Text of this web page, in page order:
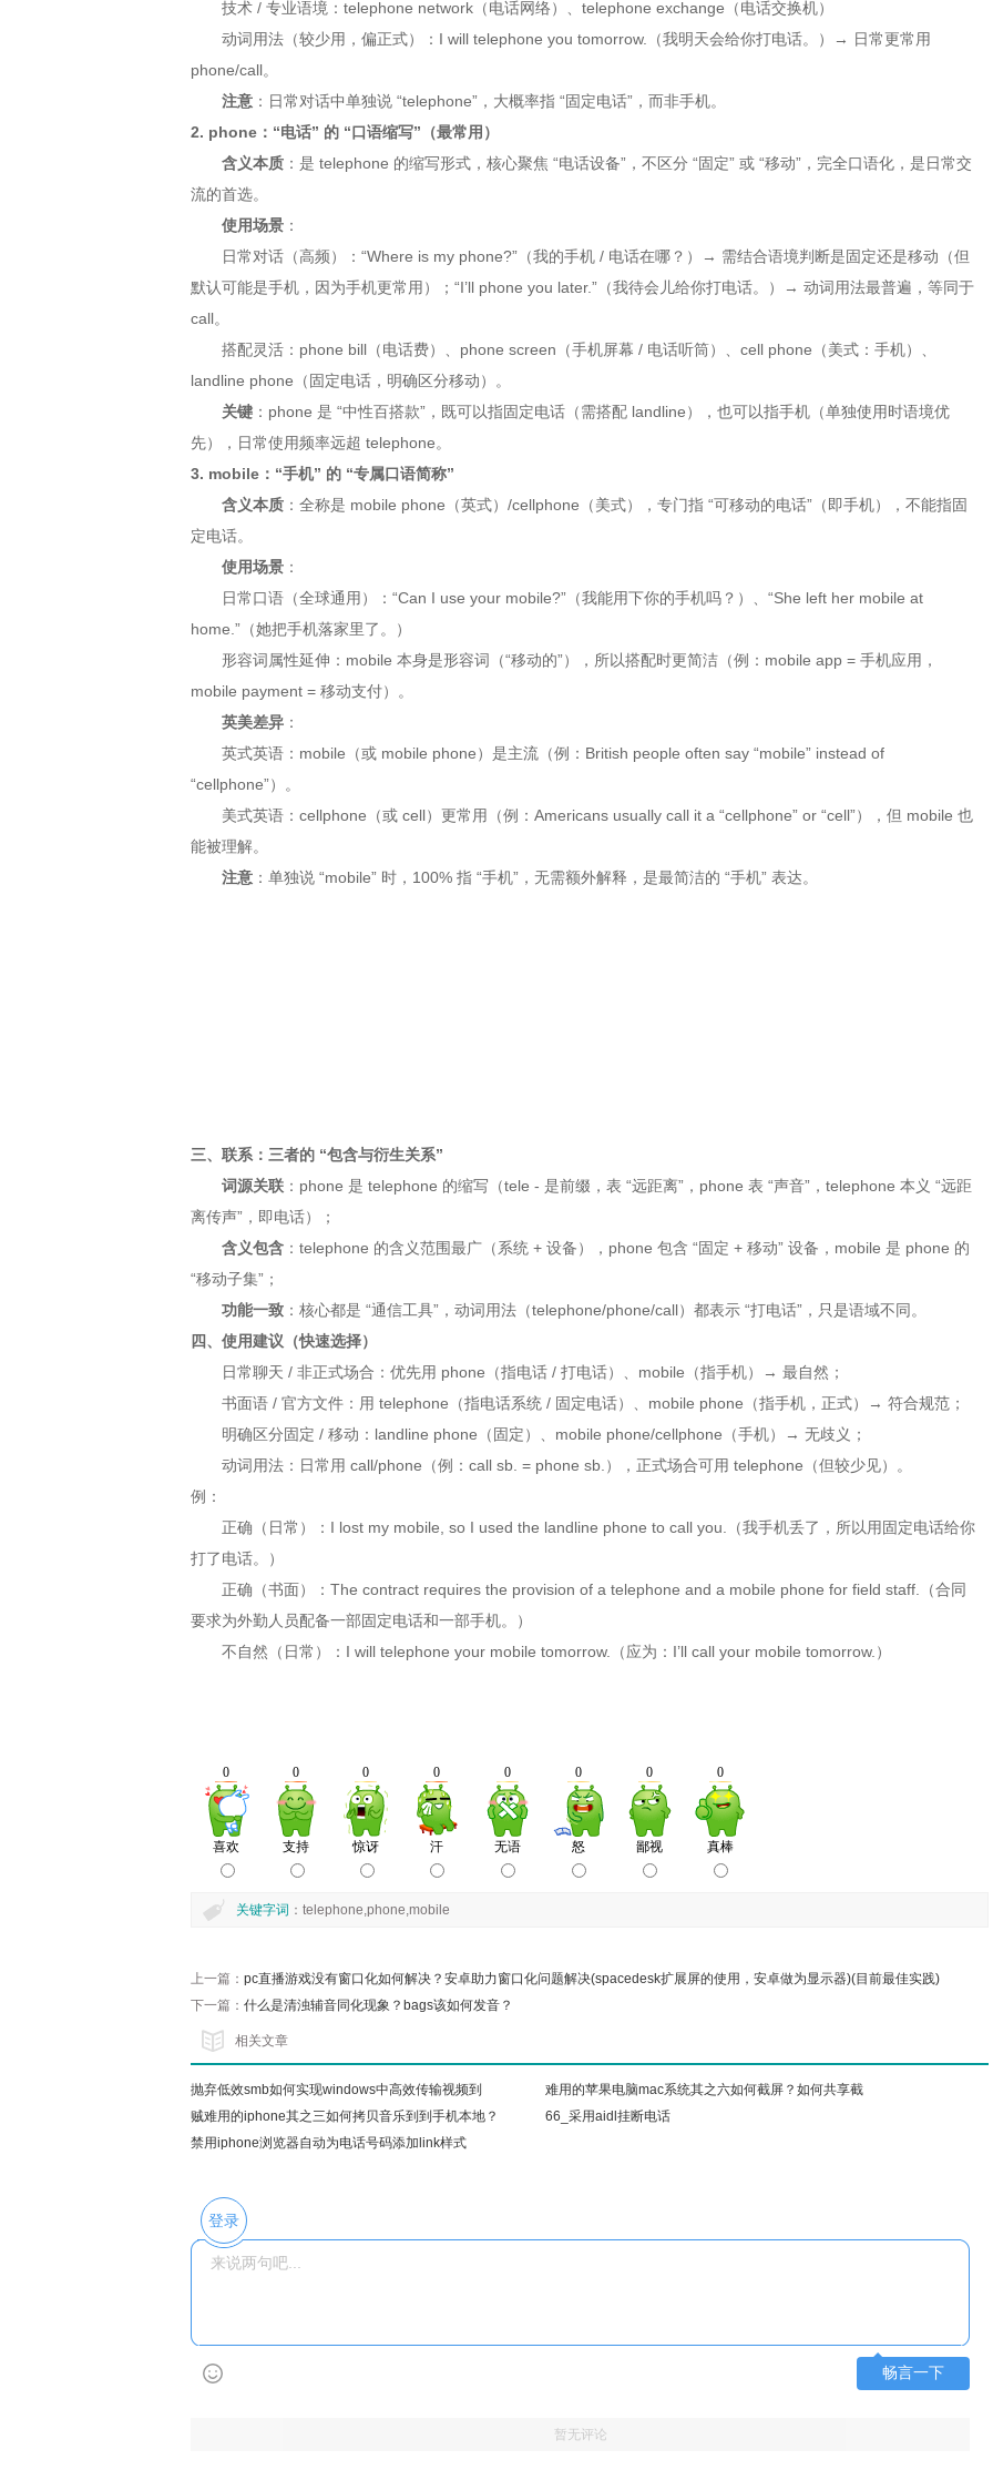
技术 / 专业语境：telephone network（电话网络）、telephone exchange（电话交换机）
动词用法（较少用，偏正式）：I will telephone you tomorrow.（我明天会给你打电话。）→ 日常更常用
phone/call。
注意 ：日常对话中单独说 “telephone”，大概率指 “固定电话”，而非手机。
2. phone：“电话” 的 “口语缩写”（最常用）
含义本质 ：是 telephone 的缩写形式，核心聚焦 “电话设备”，不区分 “固定” 或 “移动”，完全口语化，是日常交
流的首选。
使用场景 ：
日常对话（高频）：“Where is my phone?”（我的手机 / 电话在哪？）→ 需结合语境判断是固定还是移动（但
默认可能是手机，因为手机更常用）；“I’ll phone you later.”（我待会儿给你打电话。）→ 动词用法最普遍，等同于
call。
搭配灵活：phone bill（电话费）、phone screen（手机屏幕 / 电话听筒）、cell phone（美式：手机）、
landline phone（固定电话，明确区分移动）。
关键 ：phone 是 “中性百搭款”，既可以指固定电话（需搭配 landline），也可以指手机（单独使用时语境优
先），日常使用频率远超 telephone。
3. mobile：“手机” 的 “专属口语简称”
含义本质 ：全称是 mobile phone（英式）/cellphone（美式），专门指 “可移动的电话”（即手机），不能指固
定电话。
使用场景 ：
日常口语（全球通用）：“Can I use your mobile?”（我能用下你的手机吗？）、“She left her mobile at
home.”（她把手机落家里了。）
形容词属性延伸：mobile 本身是形容词（“移动的”），所以搭配时更简洁（例：mobile app = 手机应用，
mobile payment = 移动支付）。
英美差异 ：
英式英语：mobile（或 mobile phone）是主流（例：British people often say “mobile” instead of
“cellphone”）。
美式英语：cellphone（或 cell）更常用（例：Americans usually call it a “cellphone” or “cell”），但 mobile 也
能被理解。
注意 ：单独说 “mobile” 时，100% 指 “手机”，无需额外解释，是最简洁的 “手机” 表达。
三、联系：三者的 “包含与衍生关系”
词源关联 ：phone 是 telephone 的缩写（tele - 是前缀，表 “远距离”，phone 表 “声音”，telephone 本义 “远距
离传声”，即电话）；
含义包含 ：telephone 的含义范围最广（系统 + 设备），phone 包含 “固定 + 移动” 设备，mobile 是 phone 的
“移动子集”；
功能一致 ：核心都是 “通信工具”，动词用法（telephone/phone/call）都表示 “打电话”，只是语域不同。
四、使用建议（快速选择）
日常聊天 / 非正式场合：优先用 phone（指电话 / 打电话）、mobile（指手机）→ 最自然；
书面语 / 官方文件：用 telephone（指电话系统 / 固定电话）、mobile phone（指手机，正式）→ 符合规范；
明确区分固定 / 移动：landline phone（固定）、mobile phone/cellphone（手机）→ 无歧义；
动词用法：日常用 call/phone（例：call sb. = phone sb.），正式场合可用 telephone（但较少见）。
例：
正确（日常）：I lost my mobile, so I used the landline phone to call you.（我手机丢了，所以用固定电话给你
打了电话。）
正确（书面）：The contract requires the provision of a telephone and a mobile phone for field staff.（合同
要求为外勤人员配备一部固定电话和一部手机。）
不自然（日常）：I will telephone your mobile tomorrow.（应为：I’ll call your mobile tomorrow.）
关键字词 ：telephone,phone,mobile
上一篇： pc直播游戏没有窗口化如何解决？安卓助力窗口化问题解决(spacedesk扩展屏的使用，安卓做为显示器)(目前最佳实践)
下一篇： 什么是清浊辅音同化现象？bags该如何发音？
相关文章
抛弃低效smb如何实现windows中高效传输视频到
iPhone相
难用的苹果电脑mac系统其之六如何截屏？如何共享截
屏图
贼难用的iphone其之三如何拷贝音乐到到手机本地？
66_采用aidl挂断电话
禁用iphone浏览器自动为电话号码添加link样式
登录
畅言一下
暂无评论